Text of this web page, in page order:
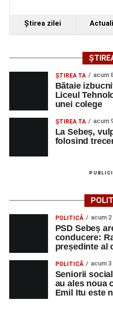
Ştirea zilei
ŞTIREA TA acum
Bătaie
Liceul
unei colege
ŞTIREA TA acum
La Sebeș,
folosind
POLITICĂ acum 2
PSD Sebeș
conducere:
președinte al
POLITICĂ acum 3
Seniorii
au ales noua
Emil Itu este